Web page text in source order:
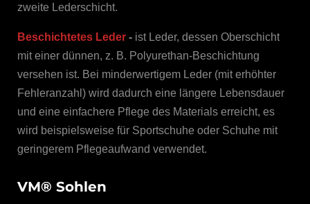
zweite Lederschicht.
Beschichtetes Leder - ist Leder, dessen Oberschicht
mit einer dünnen, z. B. Polyurethan-Beschichtung
versehen ist. Bei minderwertigem Leder (mit erhöhter
Fehleranzahl) wird dadurch eine längere Lebensdauer
und eine einfachere Pflege des Materials erreicht, es
wird beispielsweise für Sportschuhe oder Schuhe mit
geringerem Pflegeaufwand verwendet.
VM® Sohlen